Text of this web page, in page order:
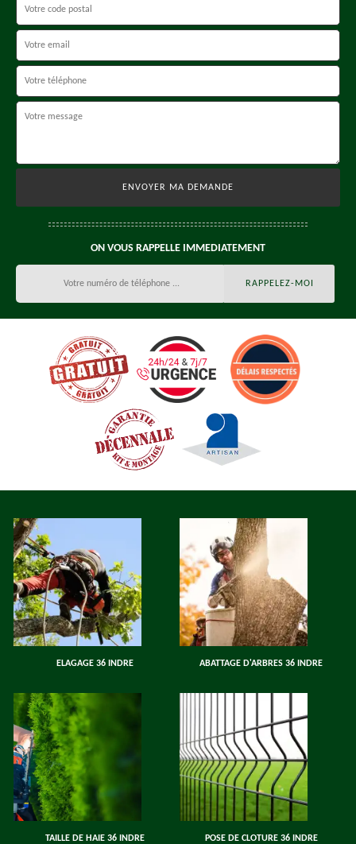
ON VOUS RAPPELLE IMMEDIATEMENT
ELAGAGE 36 INDRE ABATTAGE D'ARBRES 36 INDRE
TAILLE DE HAIE 36 INDRE POSE DE CLOTURE 36 INDRE